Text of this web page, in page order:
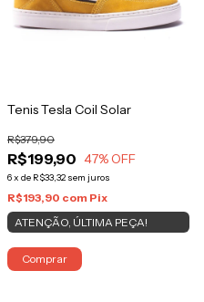
Tenis Tesla Coil Solar
R$199,90
R$379,90
47% OFF
6x de R$33,32 sem juros
R$193,90 com Pix
ATENÇÃO, ÚLTIMA PEÇA!
Comprar